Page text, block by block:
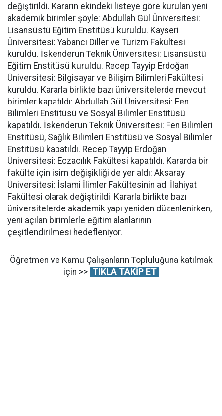
değiştirildi. Kararın ekindeki listeye göre kurulan yeni
akademik birimler şöyle: Abdullah Gül Üniversitesi:
Lisansüstü Eğitim Enstitüsü kuruldu. Kayseri
Üniversitesi: Yabancı Diller ve Turizm Fakültesi
kuruldu. İskenderun Teknik Üniversitesi: Lisansüstü
Eğitim Enstitüsü kuruldu. Recep Tayyip Erdoğan
Üniversitesi: Bilgisayar ve Bilişim Bilimleri Fakültesi
kuruldu. Kararla birlikte bazı üniversitelerde mevcut
birimler kapatıldı: Abdullah Gül Üniversitesi: Fen
Bilimleri Enstitüsü ve Sosyal Bilimler Enstitüsü
kapatıldı. İskenderun Teknik Üniversitesi: Fen Bilimleri
Enstitüsü, Sağlık Bilimleri Enstitüsü ve Sosyal Bilimler
Enstitüsü kapatıldı. Recep Tayyip Erdoğan
Üniversitesi: Eczacılık Fakültesi kapatıldı. Kararda bir
fakülte için isim değişikliği de yer aldı: Aksaray
Üniversitesi: İslami İlimler Fakültesinin adı İlahiyat
Fakültesi olarak değiştirildi. Kararla birlikte bazı
üniversitelerde akademik yapı yeniden düzenlenirken,
yeni açılan birimlerle eğitim alanlarının
çeşitlendirilmesi hedefleniyor.
Öğretmen ve Kamu Çalışanların Topluluğuna katılmak
için >> TIKLA TAKİP ET